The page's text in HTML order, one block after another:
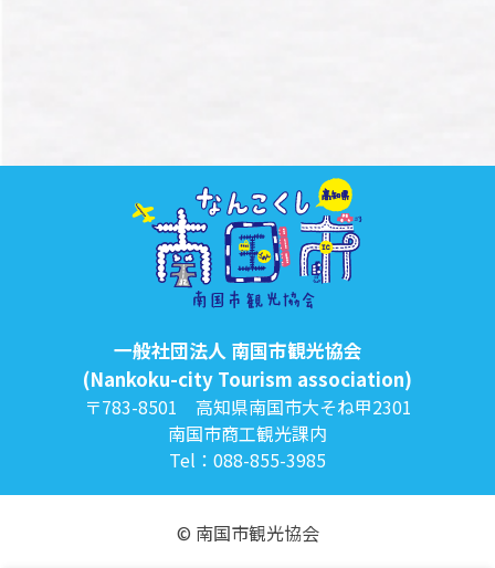
一般社団法人 南国市観光協会
(Nankoku-city Tourism association)
〒783-8501 高知県南国市大そね甲2301
南国市商工観光課内
Tel：088-855-3985
© 南国市観光協会